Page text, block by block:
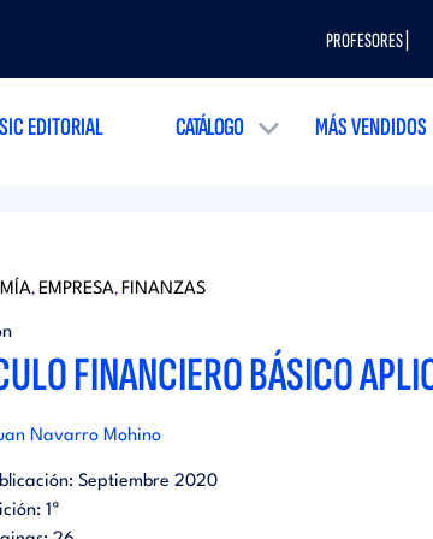
PROFESORES |
EDITORIAL CATÁLOGO MÁS VENDIDOS
, EMPRESA, FINANZAS
FINANCIERO BÁSICO
Navarro Mohino
Septiembre 2020
1ª